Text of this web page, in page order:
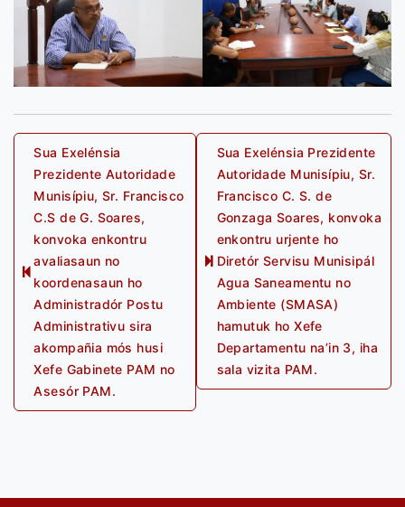
Post
navigation
Previous
post:
Sua Exelénsia
Prezidente Autoridade
Munisípiu, Sr. Francisco
C.S de G. Soares,
konvoka enkontru
avaliasaun no
koordenasaun ho
Administradór Postu
Administrativu sira
akompañia mós husi
Xefe Gabinete PAM no
Asesór PAM.
Next
post:
Sua Exelénsia Prezidente
Autoridade Munisípiu, Sr.
Francisco C. S. de
Gonzaga Soares, konvoka
enkontru urjente ho
Diretór Servisu Munisipál
Agua Saneamentu no
Ambiente (SMASA)
hamutuk ho Xefe
Departamentu na’in 3, iha
sala vizita PAM.